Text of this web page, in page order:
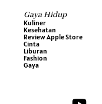
Gaya Hidup
Kuliner
Kesehatan
Review Apple Store
Cinta
Liburan
Fashion
Gaya